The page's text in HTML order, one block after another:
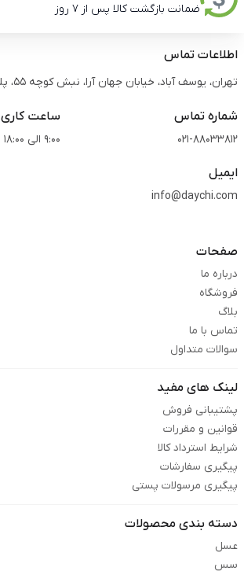
ضمانت بازگشت کالا پس از 7 روز
اطلاعات تماس
تهران، یوسف آباد، خیابان جهان آرا، نبش کوچه 55، پلاک 162
شماره تماس
021-88033812
ساعت کاری
9:00 الی 18:00
ایمیل
info@daychi.com
صفحات
درباره ما
فروشگاه
بلاگ
تماس با ما
سوالات متداول
لینک های مفید
پشتیبانی فروش
قوانین و مقررات
شرایط استرداد کالا
پیگیری سفارشات
پیگیری مرسولات پستی
دسته بندی محصولات
عسل
سس